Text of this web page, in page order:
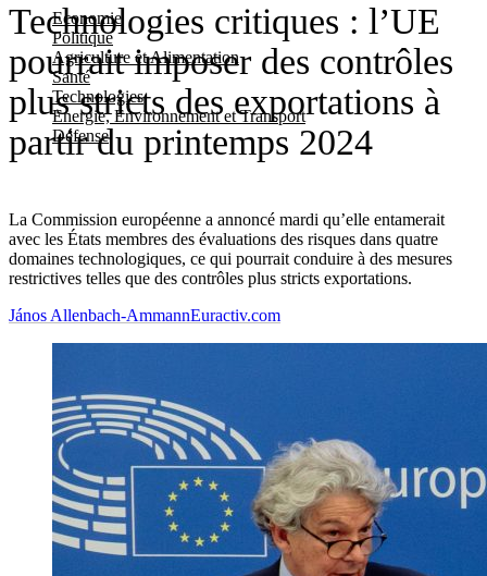
Economie
Politique
Agriculture et Alimentation
Santé
Technologies
Energie, Environnement et Transport
Défense
Technologies critiques : l’UE
pourrait imposer des contrôles
plus stricts des exportations à
partir du printemps 2024
La Commission européenne a annoncé mardi qu’elle entamerait
avec les États membres des évaluations des risques dans quatre
domaines technologiques, ce qui pourrait conduire à des mesures
restrictives telles que des contrôles plus stricts exportations.
János Allenbach-AmmannEuractiv.com